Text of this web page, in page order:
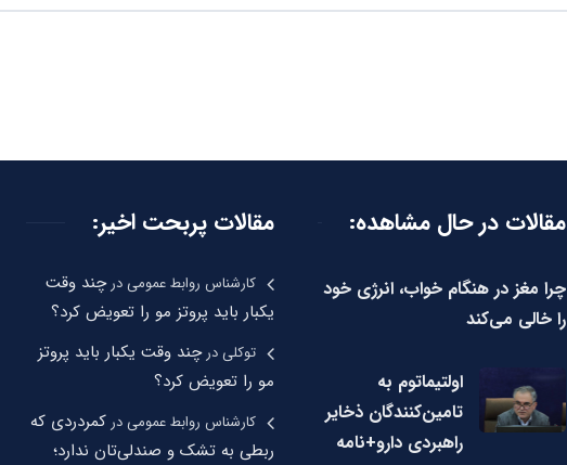
مقالات در حال مشاهده:
چرا مغز در هنگام خواب، انرژی خود
را خالی می‌کند
اولتیماتوم به
تامین‌کنندگان ذخایر
راهبردی دارو+نامه
مقالات پربحت اخیر:
کارشناس روابط عمومیدرچند وقت
یکبار باید پروتز مو را تعویض کرد؟
توکلیدرچند وقت یکبار باید پروتز
مو را تعویض کرد؟
کارشناس روابط عمومیدر کمردردی که
ربطی به تشک و صندلی‌تان ندارد؛